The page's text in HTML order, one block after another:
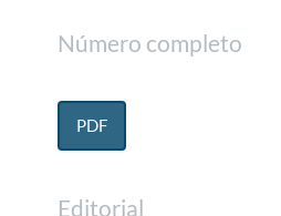
Número completo
PDF
Editorial